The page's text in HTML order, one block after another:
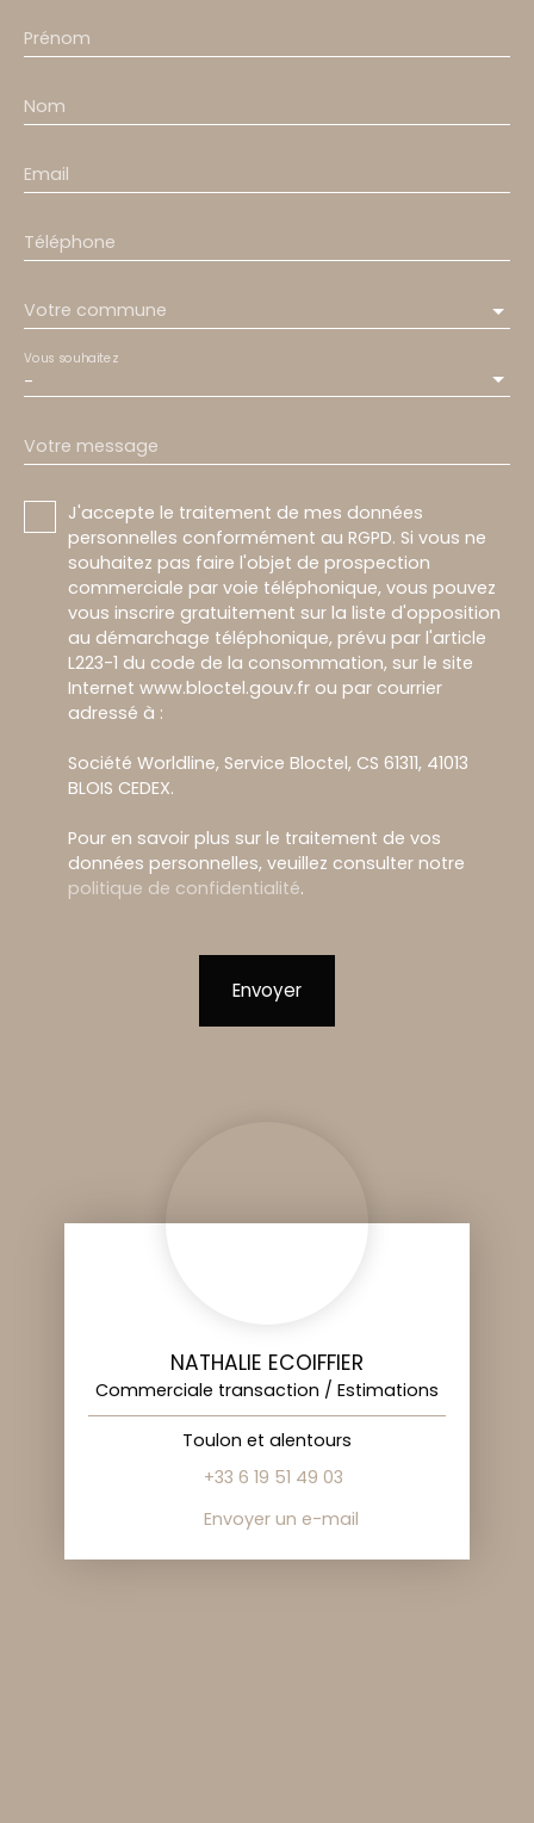
Prénom
Nom
Email
Téléphone
Votre commune
-
Vous souhaitez
Votre message
J'accepte le traitement de mes données
personnelles conformément au RGPD. Si vous ne
souhaitez pas faire l'objet de prospection
commerciale par voie téléphonique, vous pouvez
vous inscrire gratuitement sur la liste d'opposition
au démarchage téléphonique, prévu par l'article
L223-1 du code de la consommation, sur le site
Internet www.bloctel.gouv.fr ou par courrier
adressé à :
Société Worldline, Service Bloctel, CS 61311, 41013
BLOIS CEDEX.
Pour en savoir plus sur le traitement de vos
données personnelles, veuillez consulter notre
politique de confidentialité.
Envoyer
NATHALIE ECOIFFIER
Commerciale transaction / Estimations
Toulon et alentours
+33 6 19 51 49 03
Envoyer un e-mail